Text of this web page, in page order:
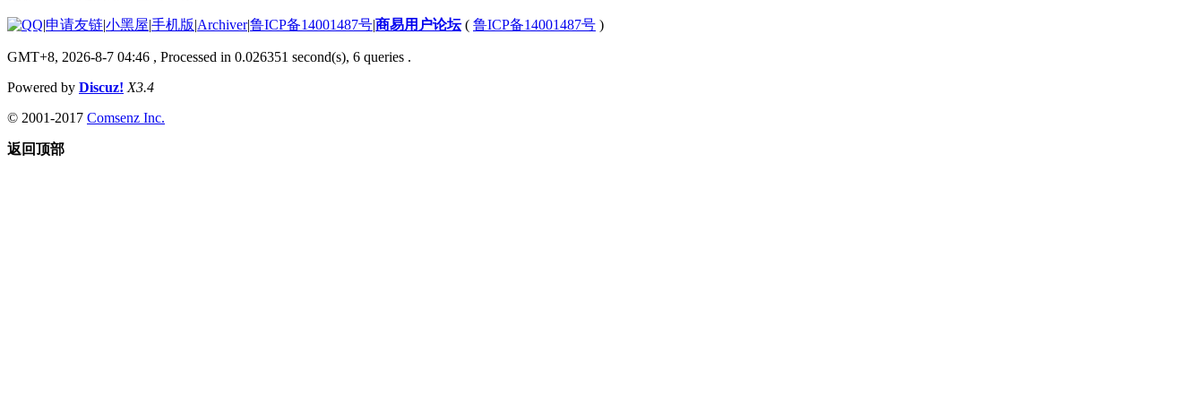
|申请友链|小黑屋|手机版|Archiver|鲁ICP备14001487号|商易用户论坛( 鲁ICP备14001487号 )
GMT+8, 2026-8-7 04:46 , Processed in 0.026351 second(s), 6 queries .
Powered by Discuz! X3.4
© 2001-2017 Comsenz Inc.
返回顶部